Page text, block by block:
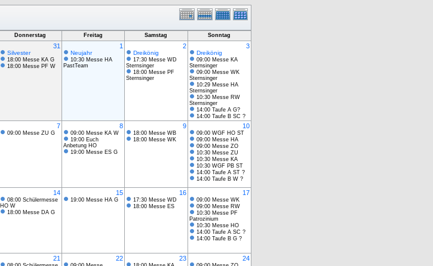
Donnerstag Freitag Samstag Sonntag
31
Silvester
18:00 Messe KA G
18:00 Messe PF W
1
Neujahr
10:30 Messe HA
PastTeam
2
Dreikönig
17:30 Messe WD
Sternsinger
18:00 Messe PF
Sternsinger
3
Dreikönig
09:00 Messe KA
Sternsinger
09:00 Messe WK
Sternsinger
10:29 Messe HA
Sternsinger
10:30 Messe RW
Sternsinger
14:00 Taufe A G?
14:00 Taufe B SC ?
7
09:00 Messe ZU G
8
09:00 Messe KA W
19:00 Euch
Anbetung HO
19:00 Messe ES G
9
18:00 Messe WB
18:00 Messe WK
10
09:00 WGF HO ST
09:00 Messe HA
09:00 Messe ZO
10:30 Messe ZU
10:30 Messe KA
10:30 WGF PB ST
14:00 Taufe A ST ?
14:00 Taufe B W ?
14
08:00 Schülermesse
HO W
18:00 Messe DA G
15
19:00 Messe HA G
16
17:30 Messe WD
18:00 Messe ES
17
09:00 Messe WK
09:00 Messe RW
10:30 Messe PF
Patrozinium
10:30 Messe HO
14:00 Taufe A SC ?
14:00 Taufe B G ?
21 22 23 24